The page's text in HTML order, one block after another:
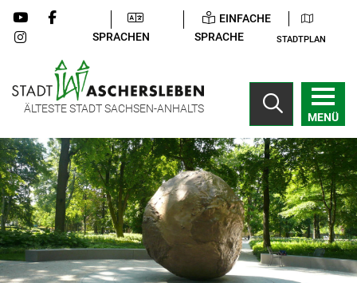
SPRACHEN
EINFACHE
SPRACHE
STADTPLAN
ÄLTESTE STADT SACHSEN-ANHALTS
MENÜ